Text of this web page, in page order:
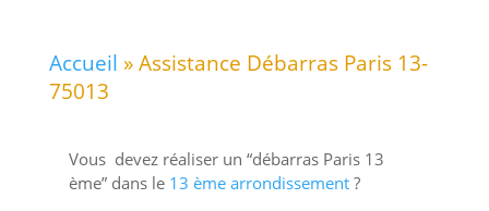
Accueil »Assistance Débarras Paris 13-
75013
Vous devez réaliser un “débarras Paris 13
ème” dans le 13 ème arrondissement?